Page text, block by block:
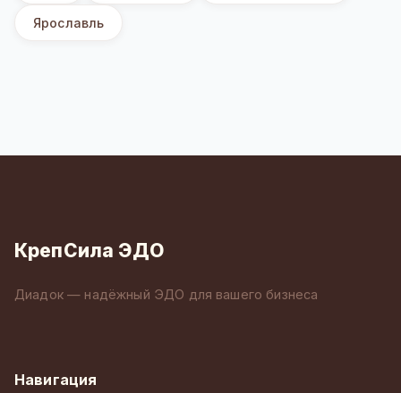
Ярославль
КрепСила ЭДО
Диадок — надёжный ЭДО для вашего бизнеса
Навигация